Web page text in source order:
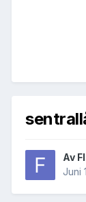
Av
Juni